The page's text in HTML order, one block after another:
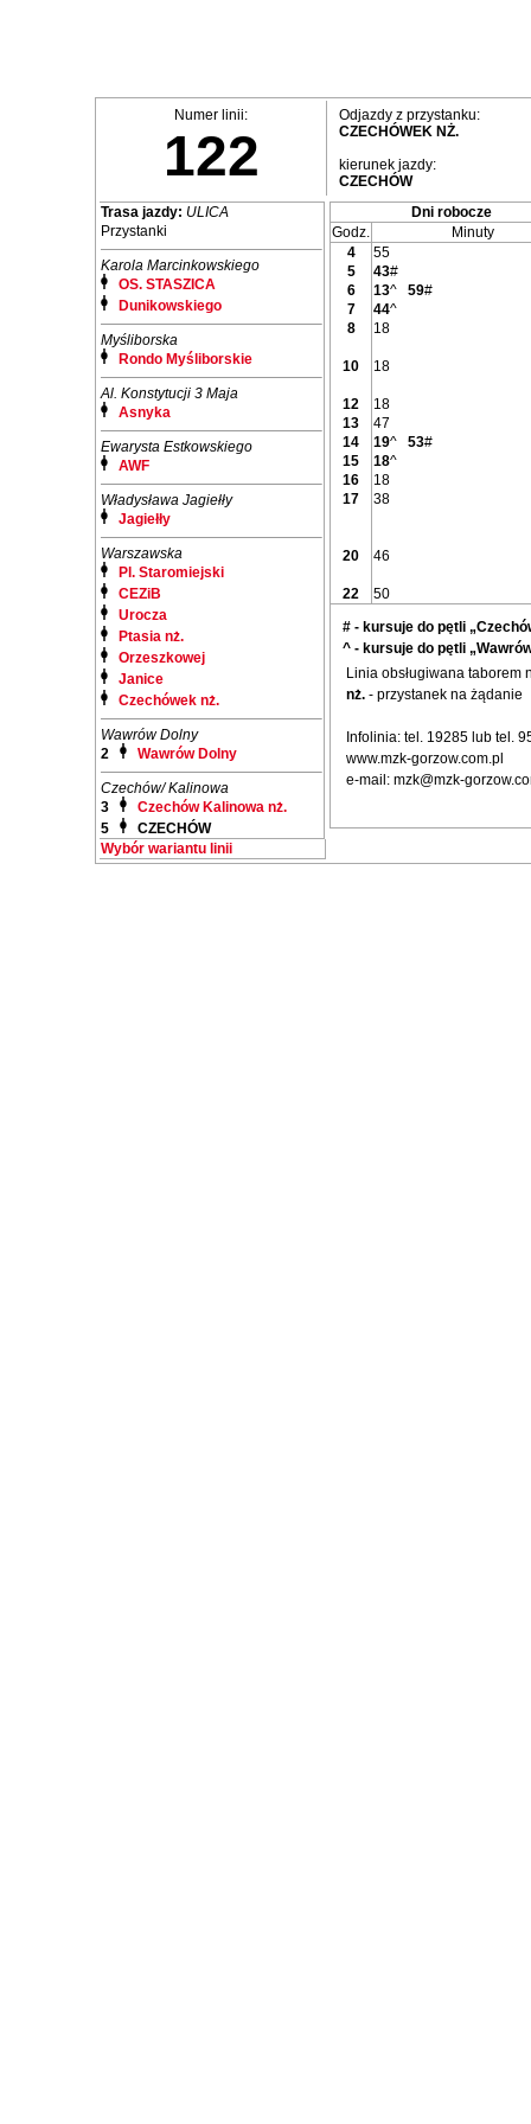
Numer linii:
122
Odjazdy z przystanku:
CZECHÓWEK NŻ.
kierunek jazdy:
CZECHÓW
Trasa jazdy: ULICA
Przystanki
Karola Marcinkowskiego
OS. STASZICA
Dunikowskiego
Myśliborska
Rondo Myśliborskie
Al. Konstytucji 3 Maja
Asnyka
Ewarysta Estkowskiego
AWF
Władysława Jagiełły
Jagiełły
Warszawska
Pl. Staromiejski
CEZiB
Urocza
Ptasia nż.
Orzeszkowej
Janice
Czechówek nż.
Wawrów Dolny
2
Wawrów Dolny
Czechów/ Kalinowa
3
Czechów Kalinowa nż.
5
CZECHÓW
Wybór wariantu linii
Dni robocze
Godz.
Minuty
4
55
5
43#
6
13^ 59#
7
44^
8
18
10 18
12
18
13
47
14
19^ 53#
15
18^
16
18
17
38
20 46
22
50
# - kursuje do pętli
^ - kursuje do pętli
Linia obsługiwana taborem
nż. - przystanek na żądanie
Infolinia: tel. 19285 lub tel.
www.mzk-gorzow.com.pl
e-mail: mzk@mzk-